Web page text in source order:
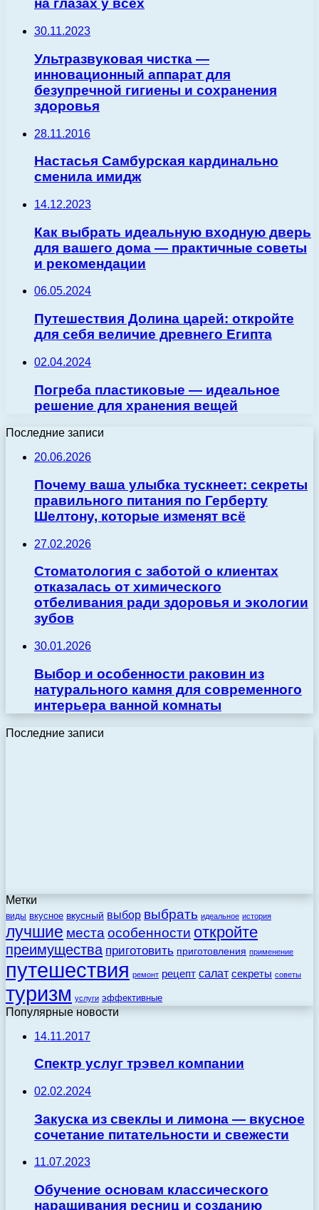
на глазах у всех
30.11.2023
Ультразвуковая чистка —
инновационный аппарат для
безупречной гигиены и сохранения
здоровья
28.11.2016
Настасья Самбурская кардинально
сменила имидж
14.12.2023
Как выбрать идеальную входную дверь
для вашего дома — практичные советы
и рекомендации
06.05.2024
Путешествия Долина царей: откройте
для себя величие древнего Египта
02.04.2024
Погреба пластиковые — идеальное
решение для хранения вещей
Последние записи
20.06.2026
Почему ваша улыбка тускнеет: секреты
правильного питания по Герберту
Шелтону, которые изменят всё
27.02.2026
Стоматология с заботой о клиентах
отказалась от химического
отбеливания ради здоровья и экологии
зубов
30.01.2026
Выбор и особенности раковин из
натурального камня для современного
интерьера ванной комнаты
Последние записи
Метки
виды вкусное вкусный выбор выбрать идеальное история
лучшие места особенности откройте
преимущества приготовить приготовления применение
путешествия ремонт рецепт салат секреты советы
туризм услуги эффективные
Популярные новости
14.11.2017
Спектр услуг трэвел компании
02.02.2024
Закуска из свеклы и лимона — вкусное
сочетание питательности и свежести
11.07.2023
Обучение основам классического
наращивания ресниц и созданию